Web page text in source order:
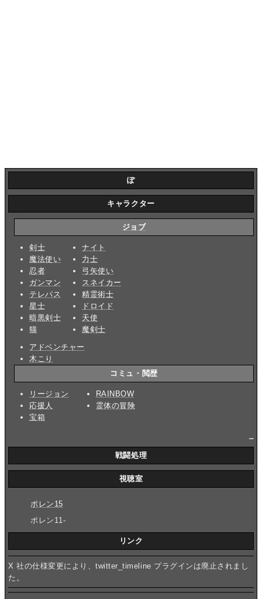
ぽ
キャラクター
ジョブ
剣士
魔法使い
忍者
ガンマン
テレパス
星士
暗黒剣士
猫
ナイト
力士
弓矢使い
スネイカー
精霊術士
ドロイド
天使
魔剣士
アドベンチャー
木こり
コミュ・閲歴
リージョン
応援人
宝箱
RAINBOW
霊体の冒険
戦闘処理
視聴室
ポレン15
ポレン11-
リンク
X 社の仕様変更により、twitter_timeline プラグインは廃止されまし
た。